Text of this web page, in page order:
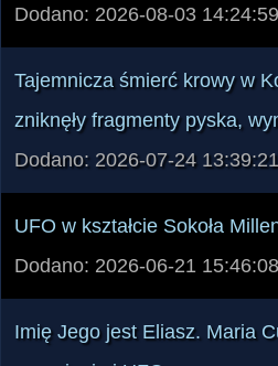
Dodano: 2026-08-03 14:24:59
Tajemnicza śmierć krowy w
zniknęły fragmenty pyska,
Dodano: 2026-07-24 13:39:21
Dodano: 2026-06-21 15:46:08